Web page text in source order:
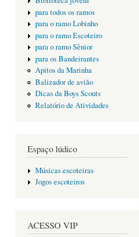
para todos os ramos
para o ramo Lobinho
para o ramo Escoteiro
para o ramo Sênior
para os Bandeirantes
Apitos da Marinha
Balizador de avião
Dicas da Boys Scouts
Relatório de Atividades
Espaço lúdico
Músicas escoteiras
Jogos escoteiros
ACESSO VIP